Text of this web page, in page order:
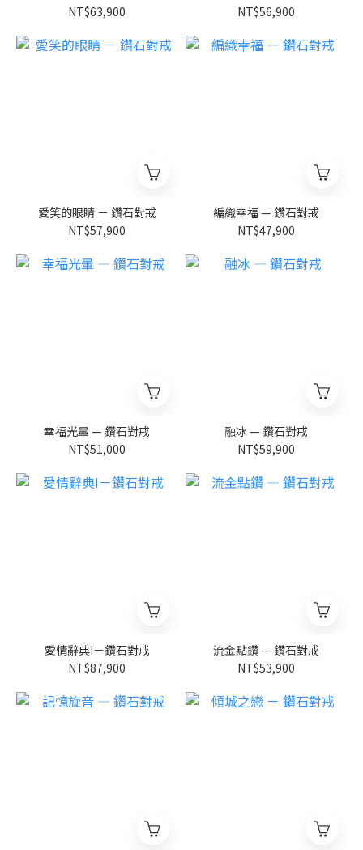
NT$63,900
NT$56,900
愛笑的眼睛 － 鑽石對戒
NT$57,900
編織幸福 — 鑽石對戒
NT$47,900
幸福光暈 — 鑽石對戒
NT$51,000
融冰 — 鑽石對戒
NT$59,900
愛情辭典I－鑽石對戒
NT$87,900
流金點鑽 — 鑽石對戒
NT$53,900